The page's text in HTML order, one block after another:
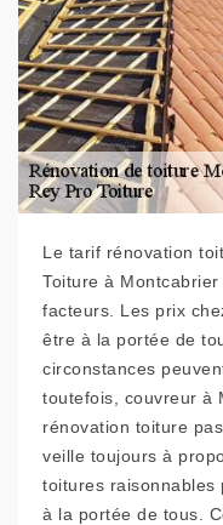
Le tarif rénovation
Toiture à
facteurs. Les prix
être à la portée de
circonstances
toutefois, couvreur à
rénovation toiture
veille toujours à
toitures raisonnables
à la portée de tous.